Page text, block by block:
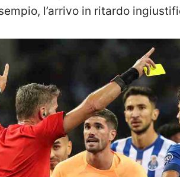
l’arrivo in ritardo